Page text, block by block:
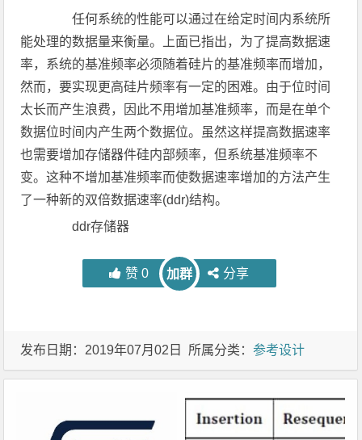
任何系统的性能可以通过在给定时间内系统所
能处理的数据量来衡量。上面已指出，为了提高数据速
率，系统的基准频率必须随着硅片的基准频率而增加，
然而，要实现更高硅片频率有一定的困难。由于位时间
太长而产生浪费，因此不用增加基准频率，而是在单个
数据位时间内产生两个数据位。虽然这样提高数据速率
也需要增加存储器件硅内部频率，但系统基准频率不
变。这种不增加基准频率而使数据速率增加的方法产生
了一种新的双倍数据速率(ddr)结构。
ddr存储器
赞0 加群 分享
发布日期：2019年07月02日 所属分类：参考设计